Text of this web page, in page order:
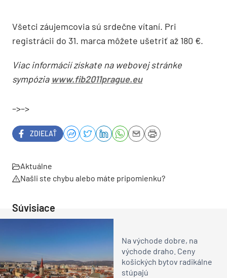
Všetci záujemcovia sú srdečne vítaní. Pri
registrácii do 31. marca môžete ušetriť až 180 €.
Viac informácií získate na webovej stránke
sympózia www.fib2011prague.eu
–>–>
ZDIEĽAŤ
Aktuálne
Našli ste chybu alebo máte pripomienku?
Súvisiace
Na východe dobre, na
východe draho. Ceny
košických bytov radikálne
stúpajú